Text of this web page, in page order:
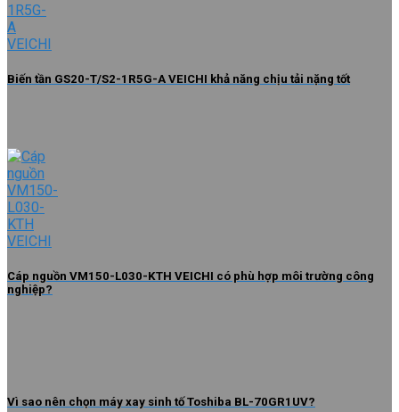
Biến tần GS20-T/S2-1R5G-A VEICHI khả năng chịu tải nặng tốt
Cáp nguồn VM150-L030-KTH VEICHI có phù hợp môi trường công
nghiệp?
Vì sao nên chọn máy xay sinh tố Toshiba BL-70GR1UV?